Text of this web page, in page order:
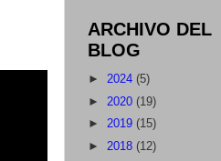
ARCHIVO DEL
BLOG
► 2024 (5)
► 2020 (19)
► 2019 (15)
► 2018 (12)